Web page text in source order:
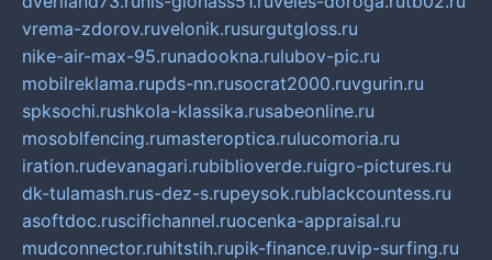
vrema-zdorov.ruvelonik.rusurgutgloss.ru
nike-air-max-95.runadookna.rulubov-pic.ru
mobilreklama.rupds-nn.rusocrat2000.ruvgurin.ru
spksochi.rushkola-klassika.rusabeonline.ru
mosoblfencing.rumasteroptica.rulucomoria.ru
iration.rudevanagari.rubiblioverde.ruigro-pictures.ru
dk-tulamash.rus-dez-s.rupeysok.rublackcountess.ru
asoftdoc.ruscifichannel.ruocenka-appraisal.ru
mudconnector.ruhitstih.rupik-finance.ruvip-surfing.ru